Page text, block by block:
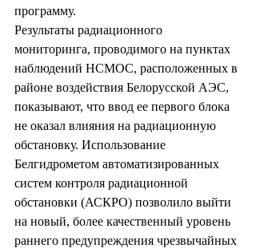
программу.
Результаты радиационного
мониторинга, проводимого на пунктах
наблюдений НСМОС, расположенных в
районе воздействия Белорусской АЭС,
показывают, что ввод ее первого блока
не оказал влияния на радиационную
обстановку. Использование
Белгидрометом автоматизированных
систем контроля радиационной
обстановки (АСКРО) позволило выйти
на новый, более качественный уровень
раннего предупреждения чрезвычайных